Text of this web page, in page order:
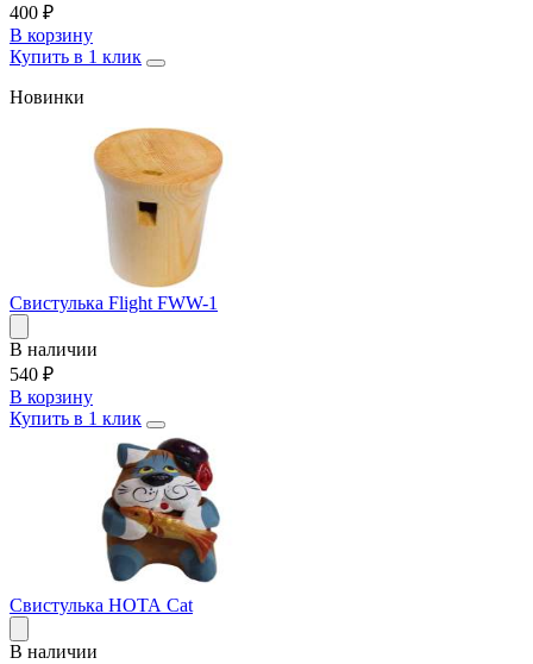
400 ₽
В корзину
Купить в 1 клик
Новинки
Свистулька Flight FWW-1
В наличии
540 ₽
В корзину
Купить в 1 клик
Свистулька НОТА Cat
В наличии